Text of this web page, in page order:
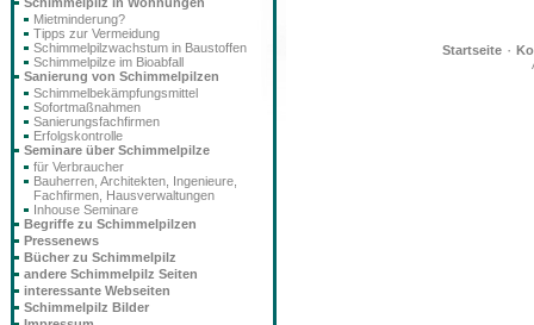
Startseite·
Mietminderung?
Tipps zur Vermeidung
Schimmelpilzwachstum in Baustoffen
Schimmelpilze im Bioabfall
Sanierung von Schimmelpilzen
Schimmelbekämpfungsmittel
Sofortmaßnahmen
Sanierungsfachfirmen
Erfolgskontrolle
Seminare über Schimmelpilze
für Verbraucher
Bauherren, Architekten, Ingenieure,
Fachfirmen, Hausverwaltungen
Inhouse Seminare
Begriffe zu Schimmelpilzen
Pressenews
Bücher zu Schimmelpilz
andere Schimmelpilz Seiten
interessante Webseiten
Schimmelpilz Bilder